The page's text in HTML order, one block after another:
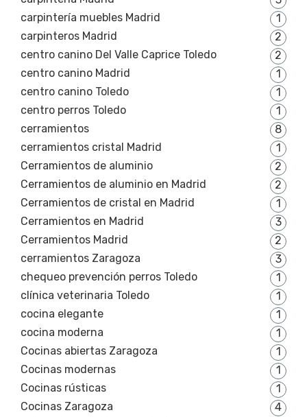
carpintería muebles Madrid
1
carpinteros Madrid
2
centro canino Del Valle Caprice Toledo
2
centro canino Madrid
1
centro canino Toledo
1
centro perros Toledo
1
cerramientos
8
cerramientos cristal Madrid
1
Cerramientos de aluminio
2
Cerramientos de aluminio en Madrid
2
Cerramientos de cristal en Madrid
1
Cerramientos en Madrid
3
Cerramientos Madrid
2
cerramientos Zaragoza
3
chequeo prevención perros Toledo
1
clínica veterinaria Toledo
1
cocina elegante
1
cocina moderna
1
Cocinas abiertas Zaragoza
1
Cocinas modernas
1
Cocinas rústicas
1
Cocinas Zaragoza
4